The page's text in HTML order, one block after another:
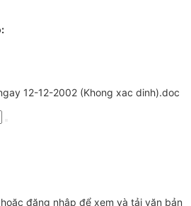
12-12-2002 (Khong xac dinh).doc
đăng nhập để xem và tải văn bản